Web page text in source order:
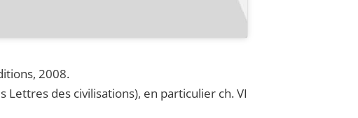
2008.
Lettres des civilisations), en particulier ch. VI